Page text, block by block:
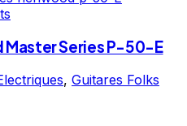
Master Series P-50-E
, Guitares Folks